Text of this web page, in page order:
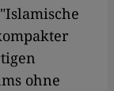
ohne